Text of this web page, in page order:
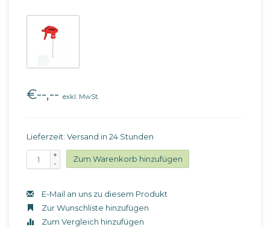
€--,-- exkl. MwSt.
Lieferzeit: Versand in 24 Stunden
+
-
Zum Warenkorb hinzufügen
E-Mail an uns zu diesem Produkt
Zur Wunschliste hinzufügen
Zum Vergleich hinzufügen